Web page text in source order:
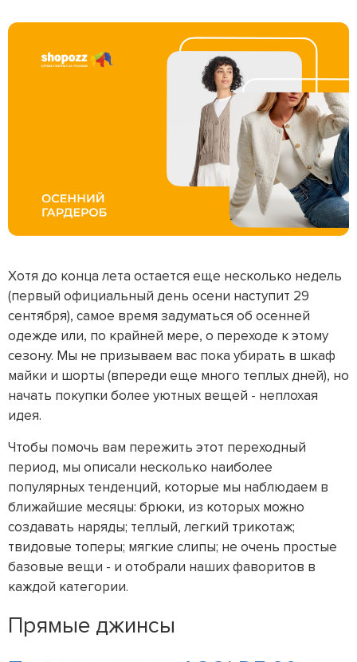
Хотя до конца лета остается еще несколько недель
(первый официальный день осени наступит 29
сентября), самое время задуматься об осенней
одежде или, по крайней мере, о переходе к этому
сезону. Мы не призываем вас пока убирать в шкаф
майки и шорты (впереди еще много теплых дней), но
начать покупки более уютных вещей - неплохая
идея.
Чтобы помочь вам пережить этот переходный
период, мы описали несколько наиболее
популярных тенденций, которые мы наблюдаем в
ближайшие месяцы: брюки, из которых можно
создавать наряды; теплый, легкий трикотаж;
твидовые топеры; мягкие слипы; не очень простые
базовые вещи - и отобрали наших фаворитов в
каждой категории.
Прямые джинсы